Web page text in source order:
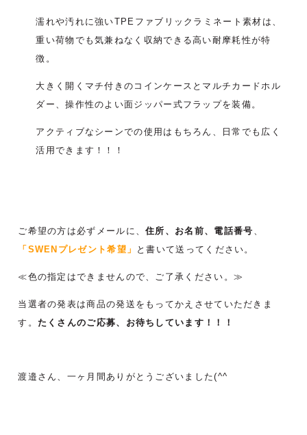
濡れや汚れに強いTPEファブリックラミネート素材は、
重い荷物でも気兼ねなく収納できる高い耐摩耗性が特
徴。
大きく開くマチ付きのコインケースとマルチカードホル
ダー、操作性のよい面ジッパー式フラップを装備。
アクティブなシーンでの使用はもちろん、日常でも広く
活用できます！！！
ご希望の方は必ずメールに、住所、お名前、電話番号
「SWENプレゼント希望」
と書いて送ってください。
≪色の指定はできませんので、ご了承ください。≫
当選者の発表は商品の発送をもってかえさせていただきま
す。 たくさんのご応募、お待ちしています！！！
渡邉さん、一ヶ月間ありがとうございました(^^ゞ